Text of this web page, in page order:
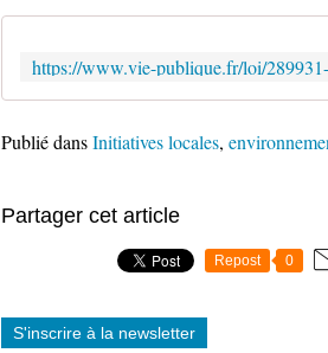
Publié dansInitiatives locales,
Partager cet article
Repost 0
S'inscrire à la newsletter